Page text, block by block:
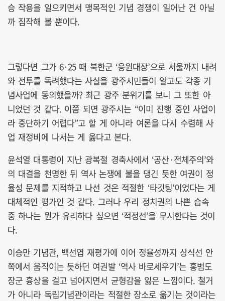
승 작용을 일으키면서 맹목적인 기념 경쟁이 일어난 건 아닐
까 짐작해 볼 뿐이다.
그렇다면 그가 6·25 때 북한군 ‘응원대장’으로 서울까지 내려
와 전투를 독려했다는 사실을 광주시민들이 알고도 각종 기
념사업에 동의했을까? 최근 광주 분위기를 보니 그 또한 아
니었던 것 같다. 이쯤 되면 광주시는 “이미 진행 중인 사업이
라 중단하기 어렵다”고 할 게 아니라 여론을 다시 수렴해 사
업 재정비에 나서는 게 옳다고 본다.
윤석열 대통령이 지난 광복절 경축사에서 ‘공산·전체주의’와
의 대결을 천명한 뒤 역사 논쟁에 불을 댕긴 듯한 여권이 정
율성 문제를 지적하고 나선 것은 적절한 ‘타깃팅’이었다는 게
대체적인 평가인 것 같다. 그러나 우리 정치권의 나쁜 습속
중 하나는 뭔가 유리하다 싶으면 ‘적정선’을 무시한다는 것이
다.
이승만 기념관, 백선엽 재평가에 이어 정율성까지 상식선 안
쪽에서 움직이는 듯하던 여권발 ‘역사 바로세우기’는 홍범도
장군 흉상을 걸고 넘어지면서 균형감을 잃은 느낌이다. 철거
가 아니라 독립기념관이라는 적절한 장소로 옮기는 것이라는